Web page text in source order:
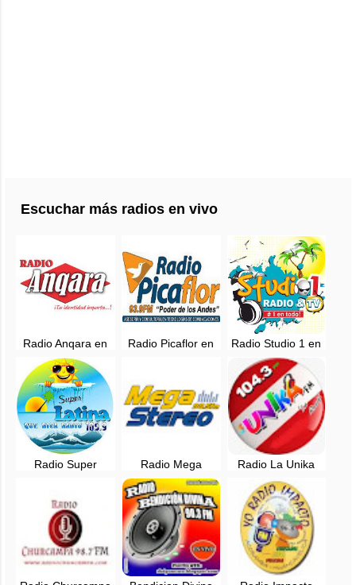
Escuchar más radios en vivo
Radio Anqara en
vivo - Lircay -
Huancavelica -
95.1 FM
Radio Picaflor en
Radio Studio 1 en
vivo -
Huancavelica
Radio Super
Huancavelica
Radio Mega
Stereo en vivo -
98.5 FM -
Huancavelica
Radio La Unika
Huancavelica en
vivo - 104.3 FM